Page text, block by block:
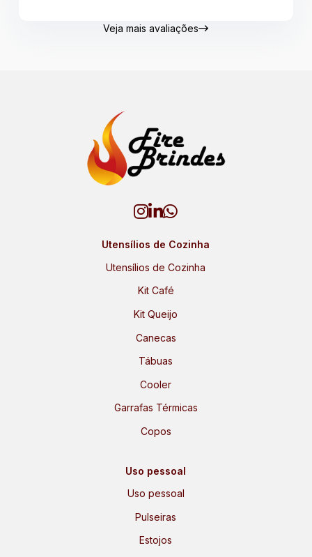
Veja mais avaliações
Utensílios de Cozinha
Utensílios de Cozinha
Kit Café
Kit Queijo
Canecas
Tábuas
Cooler
Garrafas Térmicas
Copos
Uso pessoal
Uso pessoal
Pulseiras
Estojos